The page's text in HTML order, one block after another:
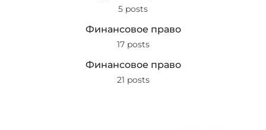
5 posts
Финансовое право
17 posts
Финансовое право
21 posts